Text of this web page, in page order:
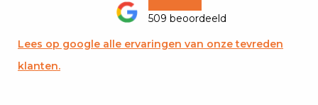
509 beoordeeld
Lees op google alle ervaringen van onze tevreden
klanten.